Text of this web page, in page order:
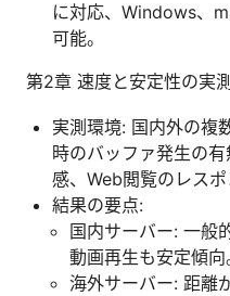
に対応、Windows、
可能。
第2章 速度と安定性の実
実測環境: 国内外の複
時のバッファ発生の
感、Web閲覧のレスポ
結果の要点:
国内サーバー: 一般
動画再生も安定傾向
海外サーバー: 距離